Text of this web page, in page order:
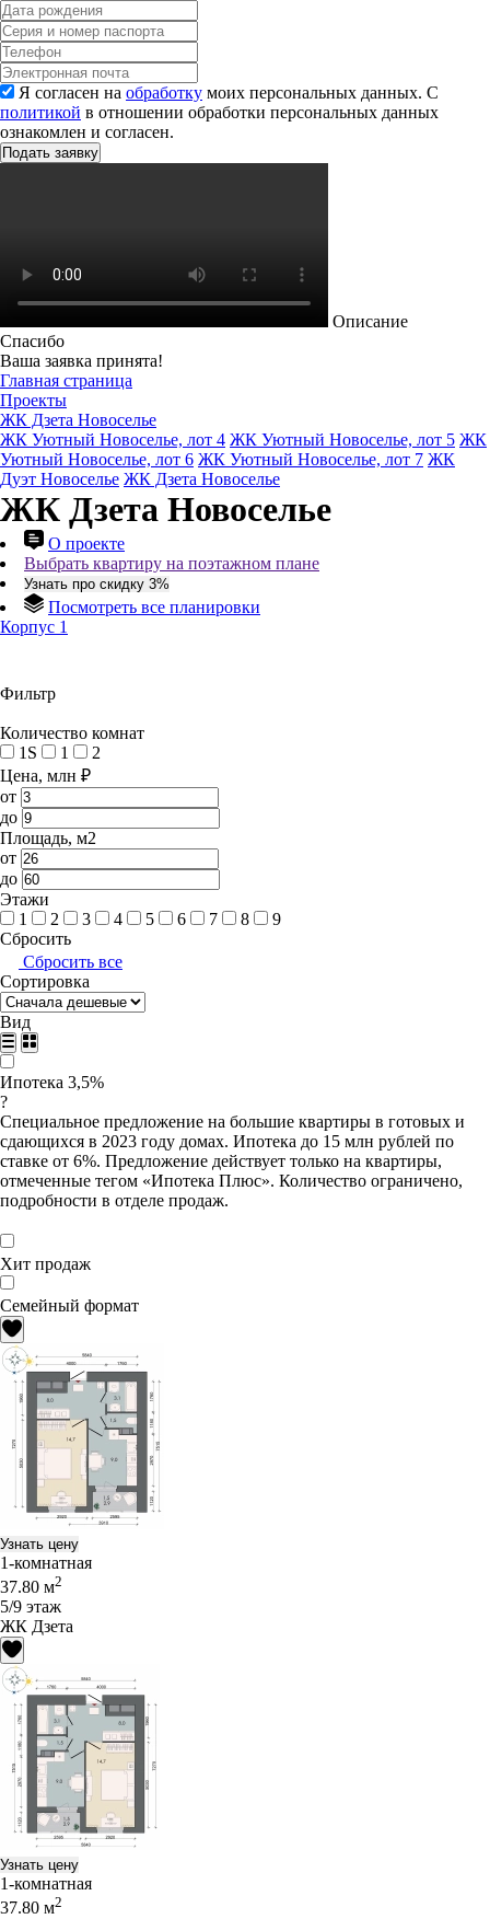
Я согласен на обработку моих персональных данных. С
политикой в отношении обработки персональных данных
ознакомлен и согласен.
Описание
Спасибо
Ваша заявка принята!
Главная страница
Проекты
ЖК Дзета Новоселье
ЖК Уютный Новоселье, лот 4 ЖК Уютный Новоселье, лот 5 ЖК
Уютный Новоселье, лот 6 ЖК Уютный Новоселье, лот 7 ЖК
Дуэт Новоселье ЖК Дзета Новоселье
ЖК Дзета Новоселье
О проекте
Выбрать квартиру на поэтажном плане
Узнать про скидку 3%
Посмотреть все планировки
Корпус 1
Фильтр
Количество комнат
1S
1
2
Цена, млн ₽
от
до
Площадь, м2
от
до
Этажи
1
2 3 4 5 6 7 8
9
Сбросить
Сбросить все
Сортировка
Вид
Ипотека 3,5%
?
Специальное предложение на большие квартиры в готовых и
сдающихся в 2023 году домах. Ипотека до 15 млн рублей по
ставке от 6%. Предложение действует только на квартиры,
отмеченные тегом «Ипотека Плюс». Количество ограничено,
подробности в отделе продаж.
Хит продаж
Семейный формат
Узнать цену
1-комнатная
37.80 м2
5/9 этаж
ЖК Дзета
Узнать цену
1-комнатная
37.80 м2